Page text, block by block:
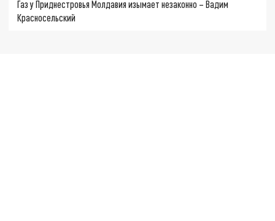
Газ у Приднестровья Молдавия изымает незаконно – Вадим
Красносельский